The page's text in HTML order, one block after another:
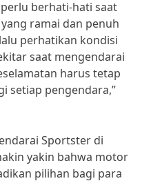
berhati-hati saat
ramai dan penuh
perhatikan kondisi
saat mengendarai
harus tetap
setiap pengendara,”
Sportster di
yakin bahwa motor
pilihan bagi para